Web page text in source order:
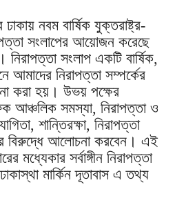
নবম বার্ষিক যুক্তরাষ্ট্র-
সংলাপের আয়োজন করেছে
নিরাপত্তা সংলাপ একটি বার্ষিক,
আমাদের নিরাপত্তা সম্পর্কের
করা হয়। উভয় পক্ষের
আঞ্চলিক সমস্যা, নিরাপত্তা ও
শান্তিরক্ষা, নিরাপত্তা
বিরুদ্ধে আলোচনা করবেন। এই
মধ্যেকার সর্বাঙ্গীন নিরাপত্তা
মার্কিন দূতাবাস এ তথ্য